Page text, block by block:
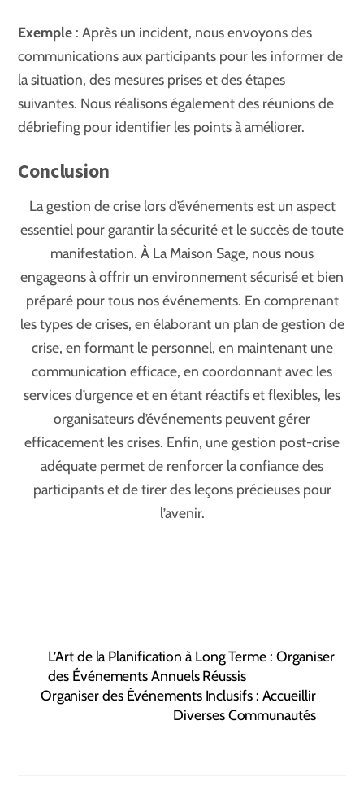
Exemple : Après un incident, nous envoyons des
communications aux participants pour les informer de
la situation, des mesures prises et des étapes
suivantes. Nous réalisons également des réunions de
débriefing pour identifier les points à améliorer.
Conclusion
La gestion de crise lors d’événements est un aspect
essentiel pour garantir la sécurité et le succès de toute
manifestation. À La Maison Sage, nous nous
engageons à offrir un environnement sécurisé et bien
préparé pour tous nos événements. En comprenant
les types de crises, en élaborant un plan de gestion de
crise, en formant le personnel, en maintenant une
communication efficace, en coordonnant avec les
services d’urgence et en étant réactifs et flexibles, les
organisateurs d’événements peuvent gérer
efficacement les crises. Enfin, une gestion post-crise
adéquate permet de renforcer la confiance des
participants et de tirer des leçons précieuses pour
l’avenir.
L’Art de la Planification à Long Terme : Organiser
des Événements Annuels Réussis
Organiser des Événements Inclusifs : Accueillir
Diverses Communautés